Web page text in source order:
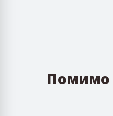
Помимо